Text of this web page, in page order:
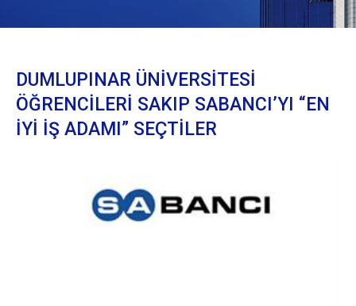
DUMLUPINAR ÜNİVERSİTESİ
ÖĞRENCİLERİ SAKIP SABANCI’YI “EN
İYİ İŞ ADAMI” SEÇTİLER